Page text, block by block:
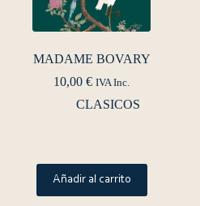
MADAME BOVARY
10,00€ IVA Inc.
CLASICOS
Añadir al carrito